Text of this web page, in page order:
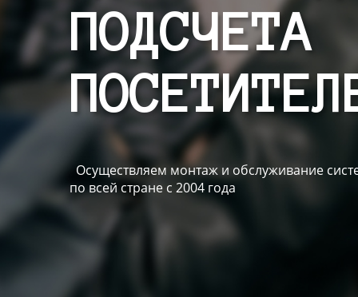
ПОДСЧЕТА
Осуществляем монтаж и обслуживание
по всей стране с 2004 года